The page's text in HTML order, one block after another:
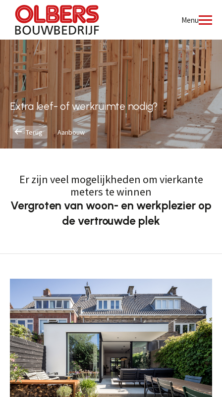
Menu
Extra leef- of werkruimte nodig?
Terug Aanbouw
Er zijn veel mogelijkheden om vierkante
meters te winnen
Vergroten van woon- en werkplezier op
de vertrouwde plek